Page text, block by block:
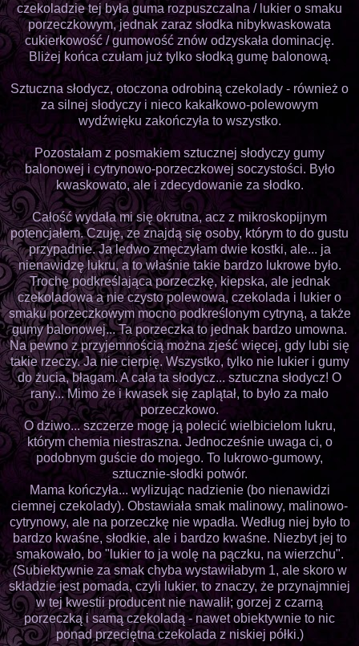
czekoladzie tej była guma rozpuszczalna / lukier o smaku
porzeczkowym, jednak zaraz słodka nibykwaskowata
cukierkowość / gumowość znów odzyskała dominację.
Bliżej końca czułam już tylko słodką gumę balonową.
Sztuczna słodycz, otoczona odrobiną czekolady - również o
za silnej słodyczy i nieco kakałkowo-polewowym
wydźwięku zakończyła to wszystko.
Pozostałam z posmakiem sztucznej słodyczy gumy
balonowej i cytrynowo-porzeczkowej soczystości. Było
kwaskowato, ale i zdecydowanie za słodko.
Całość wydała mi się okrutna, acz z mikroskopijnym
potencjałem. Czuję, ze znajdą się osoby, którym to do gustu
przypadnie. Ja ledwo zmęczyłam dwie kostki, ale... ja
nienawidzę lukru, a to właśnie takie bardzo lukrowe było.
Trochę podkreślająca porzeczkę, kiepska, ale jednak
czekoladowa a nie czysto polewowa, czekolada i lukier o
smaku porzeczkowym mocno podkreślonym cytryną, a także
gumy balonowej... Ta porzeczka to jednak bardzo umowna.
Na pewno z przyjemnością można zjeść więcej, gdy lubi się
takie rzeczy. Ja nie cierpię. Wszystko, tylko nie lukier i gumy
do żucia, błagam. A cała ta słodycz... sztuczna słodycz! O
rany... Mimo że i kwasek się zaplątał, to było za mało
porzeczkowo.
O dziwo... szczerze mogę ją polecić wielbicielom lukru,
którym chemia niestraszna. Jednocześnie uwaga ci, o
podobnym guście do mojego. To lukrowo-gumowy,
sztucznie-słodki potwór.
Mama kończyła... wylizując nadzienie (bo nienawidzi
ciemnej czekolady). Obstawiała smak malinowy, malinowo-
cytrynowy, ale na porzeczkę nie wpadła. Według niej było to
bardzo kwaśne, słodkie, ale i bardzo kwaśne. Niezbyt jej to
smakowało, bo "lukier to ja wolę na pączku, na wierzchu".
(Subiektywnie za smak chyba wystawiłabym 1, ale skoro w
składzie jest pomada, czyli lukier, to znaczy, że przynajmniej
w tej kwestii producent nie nawalił; gorzej z czarną
porzeczką i samą czekoladą - nawet obiektywnie to nic
ponad przeciętna czekolada z niskiej półki.)